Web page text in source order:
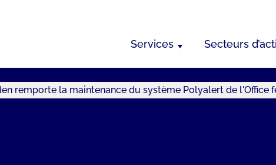
Services Secteurs
remporte la maintenance du système Polyalert de